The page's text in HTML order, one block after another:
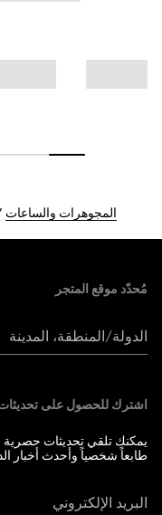
المجوهرات والساعات
مُحدّد موقع المتجر
الدولة/المنطقة، المدينة
اشترك للحصول على
يمكنك تلقي تحديثات
طابعاً شخصياً وأحدث أخبار
البريد الإلكتروني